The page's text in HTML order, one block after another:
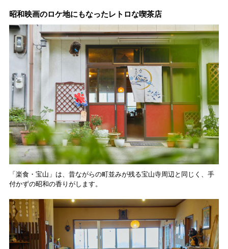
昭和映画のロケ地にもなったレトロな喫茶店
「楽食・宝山」は、昔ながらの町並みが残る宝山寺周辺と同じく、手
付かずの昭和の香りがします。